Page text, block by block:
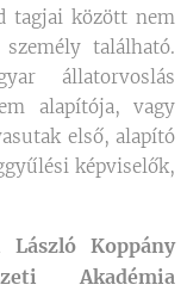
tagjai között nem
található.
állatorvoslás
alapítója, vagy
első, alapító
képviselők,
László Koppány
Akadémia